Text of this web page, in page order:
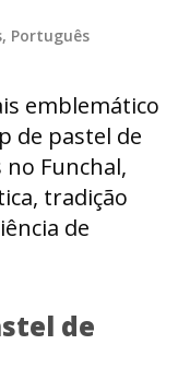
Português
emblemático
de pastel de
Funchal,
tradição
de
de